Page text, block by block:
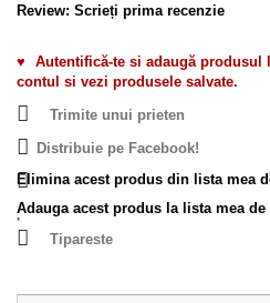
Review: Scrieți prima recenzie
♥
Autentifică-te si adaugă produsul
contul si vezi produsele salvate.
Trimite unui prieten
Distribuie pe Facebook!
Elimina acest produs din lista mea
Adauga acest produs la lista mea de
Tipareste